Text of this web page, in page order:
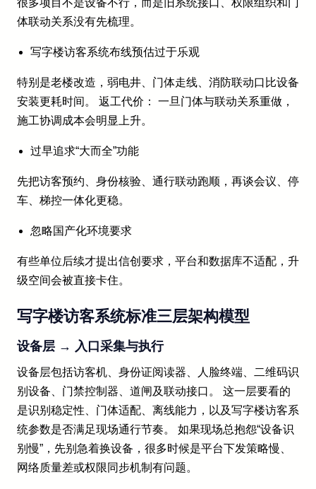
很多项目不是设备不行，而是旧系统接口、权限组织和门
体联动关系没有先梳理。
写字楼访客系统布线预估过于乐观
特别是老楼改造，弱电井、门体走线、消防联动口比设备
安装更耗时间。 返工代价： 一旦门体与联动关系重做，
施工协调成本会明显上升。
过早追求“大而全”功能
先把访客预约、身份核验、通行联动跑顺，再谈会议、停
车、梯控一体化更稳。
忽略国产化环境要求
有些单位后续才提出信创要求，平台和数据库不适配，升
级空间会被直接卡住。
写字楼访客系统标准三层架构模型
设备层 → 入口采集与执行
设备层包括访客机、身份证阅读器、人脸终端、二维码识
别设备、门禁控制器、道闸及联动接口。 这一层要看的
是识别稳定性、门体适配、离线能力，以及写字楼访客系
统参数是否满足现场通行节奏。 如果现场总抱怨“设备识
别慢”，先别急着换设备，很多时候是平台下发策略慢、
网络质量差或权限同步机制有问题。